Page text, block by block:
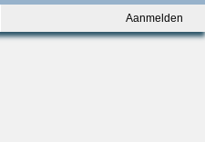
Aanmelden